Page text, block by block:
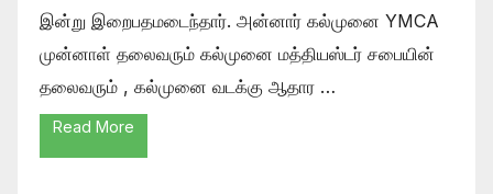
இன்று இறைபதமடைந்தார். அன்னார் கல்முனை YMCA
முன்னாள் தலைவரும் கல்முனை மத்தியஸ்டர் சபையின்
தலைவரும் , கல்முனை வடக்கு ஆதார …
Read More